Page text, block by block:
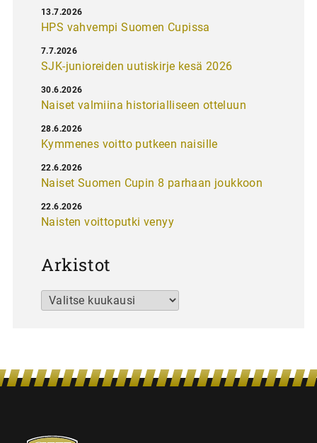
HPS vahvempi Suomen Cupissa
13.7.2026
SJK-junioreiden uutiskirje kesä 2026
7.7.2026
Naiset valmiina historialliseen otteluun
30.6.2026
Kymmenes voitto putkeen naisille
28.6.2026
Naiset Suomen Cupin 8 parhaan joukkoon
22.6.2026
Naisten voittoputki venyy
22.6.2026
Arkistot
Arkistot